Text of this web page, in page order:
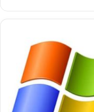
Windows
Linux
mismo
equipo